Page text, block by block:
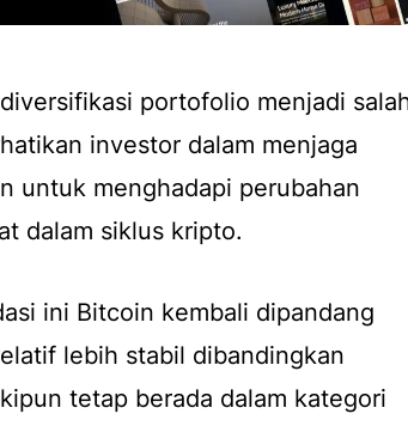
portofolio menjadi
investor dalam menjaga
untuk menghadapi perubahan
dalam siklus kripto.
ini Bitcoin kembali dipandang
lebih stabil dibandingkan
tetap berada dalam kategori